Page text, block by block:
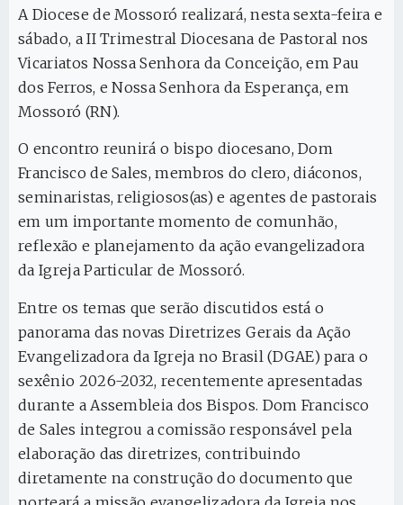
A Diocese de Mossoró realizará, nesta sexta-feira e
sábado, a II Trimestral Diocesana de Pastoral nos
Vicariatos Nossa Senhora da Conceição, em Pau
dos Ferros, e Nossa Senhora da Esperança, em
Mossoró (RN).
O encontro reunirá o bispo diocesano, Dom
Francisco de Sales, membros do clero, diáconos,
seminaristas, religiosos(as) e agentes de pastorais
em um importante momento de comunhão,
reflexão e planejamento da ação evangelizadora
da Igreja Particular de Mossoró.
Entre os temas que serão discutidos está o
panorama das novas Diretrizes Gerais da Ação
Evangelizadora da Igreja no Brasil (DGAE) para o
sexênio 2026-2032, recentemente apresentadas
durante a Assembleia dos Bispos. Dom Francisco
de Sales integrou a comissão responsável pela
elaboração das diretrizes, contribuindo
diretamente na construção do documento que